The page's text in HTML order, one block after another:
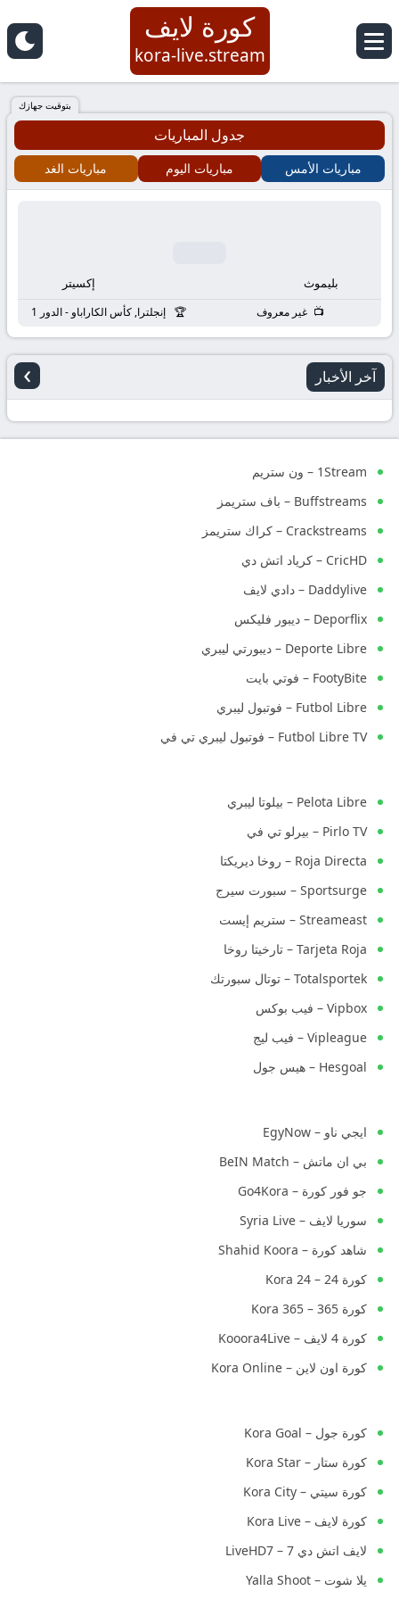
كورة
لايف
|
koora
مباريات
اليوم
بث
مباشر
جوال
kora
live
كورة لايف
kora-live.stream
بتوقيت جهازك
جدول المباريات
مباريات الأمس مباريات اليوم مباريات الغد
بليموث إكسيتر
غير معروف إنجلترا, كأس الكاراباو - الدور 1
آخر الأخبار ›
1Stream – ون ستريم
Buffstreams – باف ستريمز
Crackstreams – كراك ستريمز
CricHD – كرياد اتش دي
Daddylive – دادي لايف
Deporflix – ديبور فليكس
Deporte Libre – ديبورتي ليبري
FootyBite – فوتي بايت
Futbol Libre – فوتبول ليبري
Futbol Libre TV – فوتبول ليبري تي في
Pelota Libre – بيلوتا ليبري
Pirlo TV – بيرلو تي في
Roja Directa – روخا ديريكتا
Sportsurge – سبورت سيرج
Streameast – ستريم إيست
Tarjeta Roja – تارخيتا روخا
Totalsportek – توتال سبورتك
Vipbox – فيب بوكس
Vipleague – فيب ليج
Hesgoal – هيس جول
ايجي ناو – EgyNow
بي ان ماتش – BeIN Match
جو فور كورة – Go4Kora
سوريا لايف – Syria Live
شاهد كورة – Shahid Koora
كورة 24 – Kora 24
كورة 365 – Kora 365
كورة 4 لايف – Kooora4Live
كورة اون لاين – Kora Online
كورة جول – Kora Goal
كورة ستار – Kora Star
كورة سيتي – Kora City
كورة لايف – Kora Live
لايف اتش دي 7 – LiveHD7
يلا شوت – Yalla Shoot